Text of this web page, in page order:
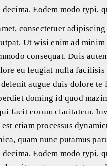
decima. Eodem modo
consectetuer
Ut wisi enim ad
consequat. Duis
eu feugiat nulla
augue duis dolore
doming id quod
facit eorum claritatem.
etiam processus
quam nunc putamus
decima. Eodem modo